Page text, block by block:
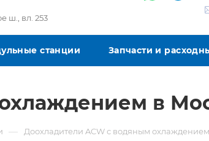
ш., вл. 253
станции Запчасти и
в
— Доохладители ACW с водяным охлаждением